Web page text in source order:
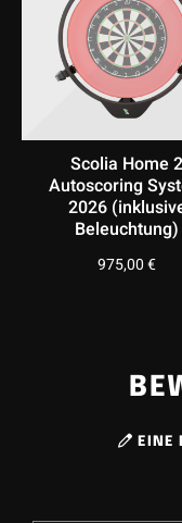
überarbeiteten,
Verbesserungen in
Scolia die Dart-
und Präzision,
Montiert wird das
der
Scolia Home 2
Autoscoring
2026
Beleuchtung)
975,00€
EINE